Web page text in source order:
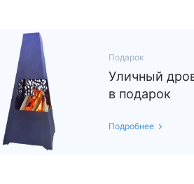
Подарок
Уличный
в подарок
Подробнее